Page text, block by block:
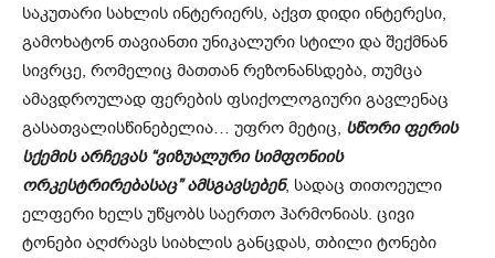
საკუთარი სახლის ინტერიერს, აქვთ დიდი ინტერესი,
გამოხატონ თავიანთი უნიკალური სტილი და შექმნან
სივრცე, რომელიც მათთან რეზონანსდება, თუმცა
ამავდროულად ფერების ფსიქოლოგიური გავლენაც
გასათვალისწინებელია… უფრო მეტიც, სწორი ფერის
სქემის არჩევას “ვიზუალური სიმფონიის
ორკესტრირებასაც” ამსგავსებენ, სადაც თითოეული
ელფერი ხელს უწყობს საერთო ჰარმონიას. ცივი
ტონები აღძრავს სიახლის განცდას, თბილი ტონები